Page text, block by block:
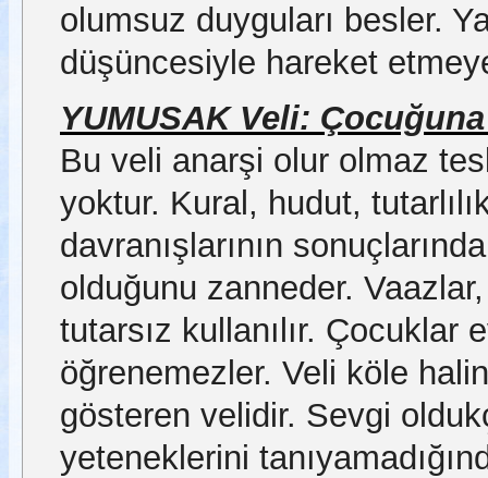
olumsuz duyguları besler.
düşüncesiyle hareket
YUMUSAK Veli:
Bu veli anarşi olur olmaz
yoktur. Kural, hudut,
davranışlarının
olduğunu zanneder.
tutarsız kullanılır. Çocuklar
öğrenemezler. Veli köle
gösteren velidir. Sevgi
yeteneklerini